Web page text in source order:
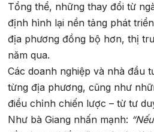
Tổng thể, những thay đổi từ
định hình lại nền tảng phát
địa phương đồng bộ hơn, thị
năm qua.
Các doanh nghiệp và nhà đầu
từng địa phương, cũng như
điều chỉnh chiến lược – từ tư
Như bà Giang nhấn mạnh: